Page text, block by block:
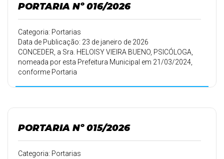
PORTARIA Nº 016/2026
Categoria: Portarias
Data de Publicação: 23 de janeiro de 2026
CONCEDER, a Sra. HELOISY VIEIRA BUENO, PSICÓLOGA,
nomeada por esta Prefeitura Municipal em 21/03/2024,
conforme Portaria
PORTARIA Nº 015/2026
Categoria: Portarias